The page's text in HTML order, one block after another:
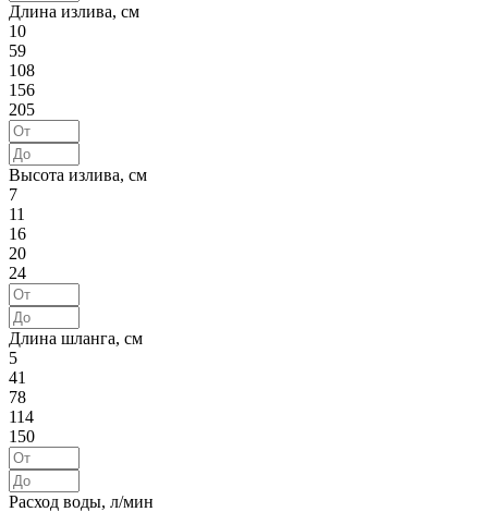
Длина излива, см
10
59
108
156
205
Высота излива, см
7
11
16
20
24
Длина шланга, см
5
41
78
114
150
Расход воды, л/мин